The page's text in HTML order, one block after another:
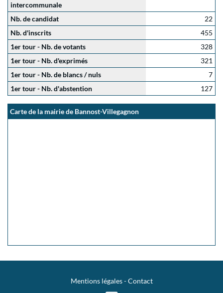
intercommunale
Nb. de candidat
22
Nb. d'inscrits
455
1er tour - Nb. de votants
328
1er tour - Nb. d'exprimés
321
1er tour - Nb. de blancs / nuls
7
1er tour - Nb. d'abstention
127
Carte de la mairie de Bannost-Villegagnon
Mentions légales-Contact